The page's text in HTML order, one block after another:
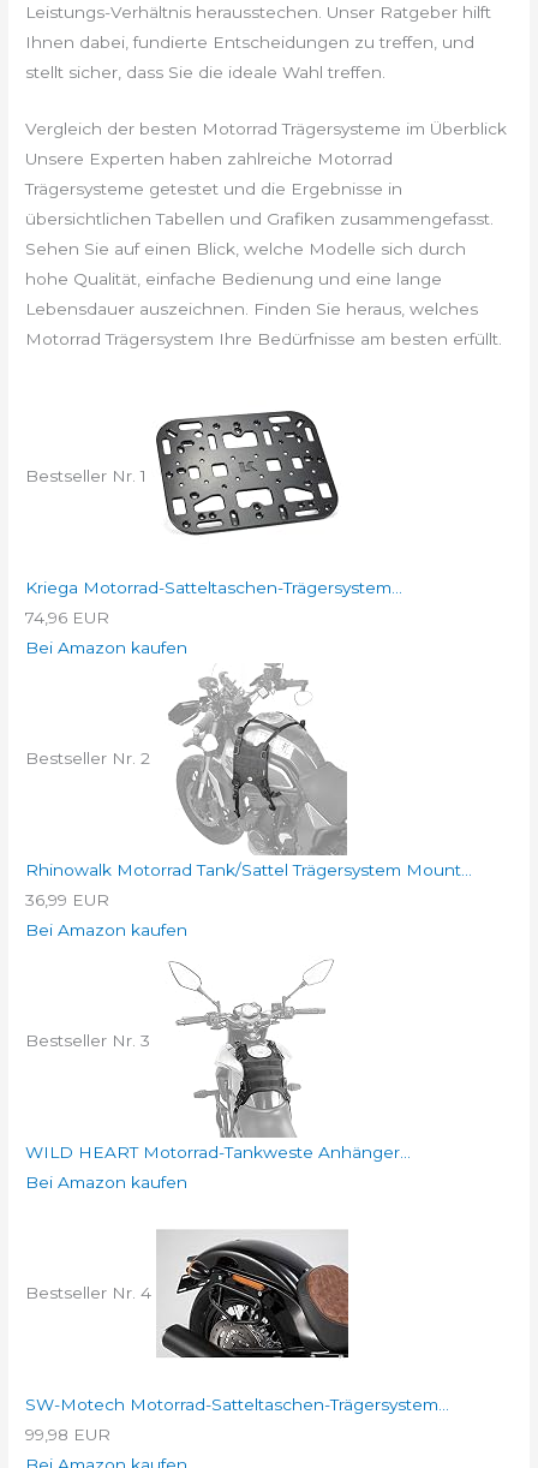
Leistungs-Verhältnis herausstechen. Unser Ratgeber hilft
Ihnen dabei, fundierte Entscheidungen zu treffen, und
stellt sicher, dass Sie die ideale Wahl treffen.
Vergleich der besten Motorrad Trägersysteme im Überblick
Unsere Experten haben zahlreiche Motorrad
Trägersysteme getestet und die Ergebnisse in
übersichtlichen Tabellen und Grafiken zusammengefasst.
Sehen Sie auf einen Blick, welche Modelle sich durch
hohe Qualität, einfache Bedienung und eine lange
Lebensdauer auszeichnen. Finden Sie heraus, welches
Motorrad Trägersystem Ihre Bedürfnisse am besten erfüllt.
Bestseller Nr. 1
Kriega Motorrad-Satteltaschen-Trägersystem...
74,96 EUR
Bei Amazon kaufen
Bestseller Nr. 2
Rhinowalk Motorrad Tank/Sattel Trägersystem Mount...
36,99 EUR
Bei Amazon kaufen
Bestseller Nr. 3
WILD HEART Motorrad-Tankweste Anhänger...
Bei Amazon kaufen
Bestseller Nr. 4
SW-Motech Motorrad-Satteltaschen-Trägersystem...
99,98 EUR
Bei Amazon kaufen